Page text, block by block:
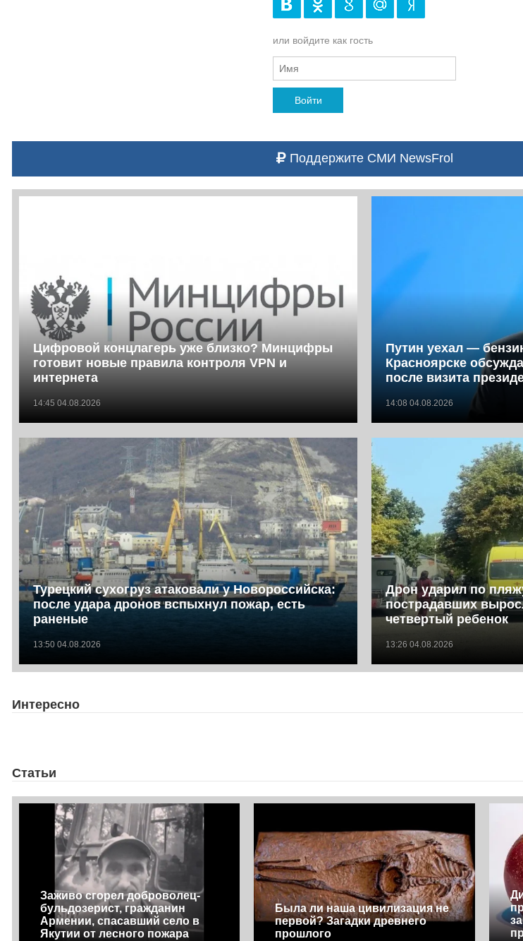
или войдите как гость
Войти
Поддержите СМИ NewsFrol
Цифровой концлагерь уже близко? Минцифры
готовит новые правила контроля VPN и
интернета
14:45 04.08.2026
Путин уехал —
Красноярске
после визита
14:08 04.08.2026
Турецкий сухогруз атаковали у Новороссийска:
после удара дронов вспыхнул пожар, есть
раненые
13:50 04.08.2026
Дрон ударил по
пострадавших
четвертый ребенок
13:26 04.08.2026
Интересно
Статьи
Заживо сгорел доброволец-
бульдозерист, гражданин
Армении, спасавший село в
Якутии от лесного пожара
Была ли наша цивилизация не
первой? Загадки древнего
прошлого